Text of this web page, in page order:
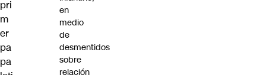
pri
m
er
pa
pa
en
medio
de
desmentidos
sobre
relación